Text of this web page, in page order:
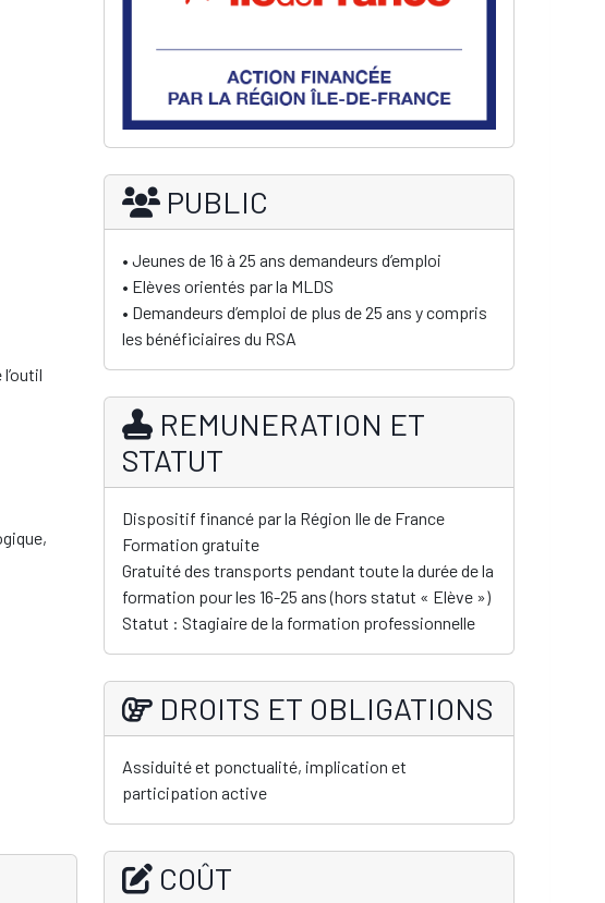
PUBLIC
• Jeunes de 16 à 25 ans demandeurs d’emploi
• Elèves orientés par la MLDS
• Demandeurs d’emploi de plus de 25 ans y compris
les bénéficiaires du RSA
REMUNERATION ET
STATUT
Dispositif financé par la Région Ile de France
Formation gratuite
Gratuité des transports pendant toute la durée de la
formation pour les 16-25 ans (hors statut « Elève »)
Statut : Stagiaire de la formation professionnelle
DROITS ET OBLIGATIONS
Assiduité et ponctualité, implication et
participation active
COÛT